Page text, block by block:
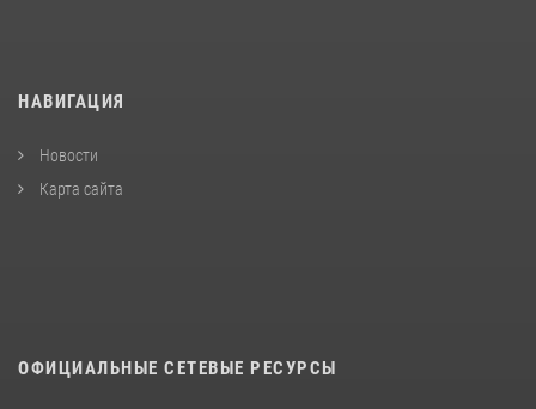
НАВИГАЦИЯ
Новости
Карта сайта
ОФИЦИАЛЬНЫЕ СЕТЕВЫЕ РЕСУРСЫ